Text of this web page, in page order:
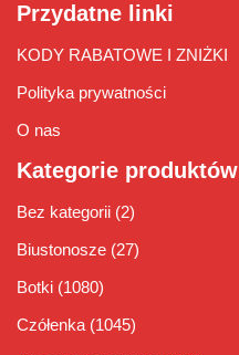
Przydatne linki
KODY RABATOWE I ZNIŻKI
Polityka prywatności
O nas
Kategorie produktów
Bez kategorii (2)
Biustonosze (27)
Botki (1080)
Czółenka (1045)